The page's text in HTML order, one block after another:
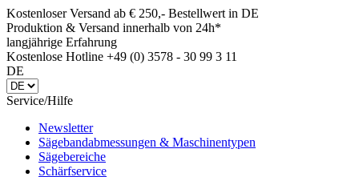
Kostenloser Versand ab € 250,- Bestellwert in DE
Produktion & Versand innerhalb von 24h*
langjährige Erfahrung
Kostenlose Hotline +49 (0) 3578 - 30 99 3 11
DE
Service/Hilfe
Newsletter
Sägebandabmessungen & Maschinentypen
Sägebereiche
Schärfservice